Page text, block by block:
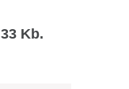
33 Kb.